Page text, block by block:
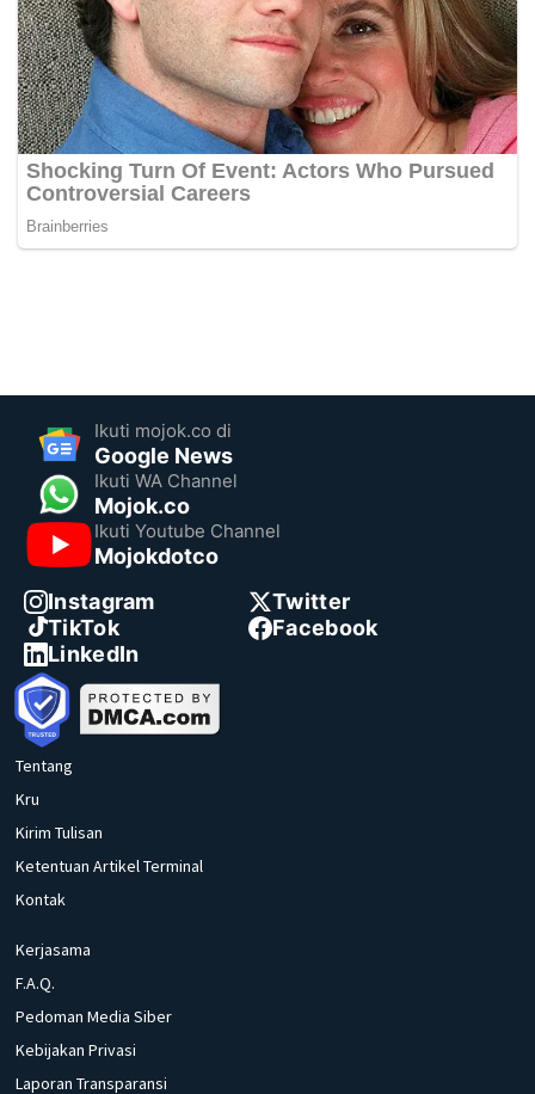
Ikuti mojok.co di
Google News
Ikuti WA Channel
Mojok.co
Ikuti Youtube Channel
Mojokdotco
Instagram
Twitter
TikTok
Facebook
LinkedIn
Tentang
Kru
Kirim Tulisan
Ketentuan Artikel Terminal
Kontak
Kerjasama
F.A.Q.
Pedoman Media Siber
Kebijakan Privasi
Laporan Transparansi